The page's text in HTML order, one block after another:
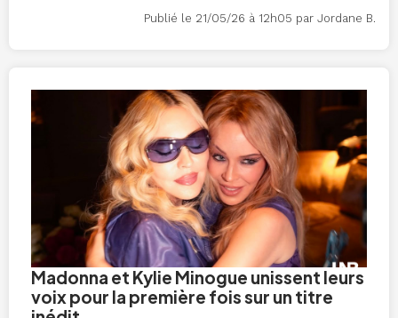
Publié le 21/05/26 à 12h05 par Jordane B.
Madonna et Kylie Minogue unissent leurs
voix pour la première fois sur un titre